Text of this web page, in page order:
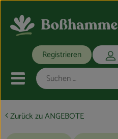
Registrieren
Mobiles Menu
Zurück zu ANGEBOTE